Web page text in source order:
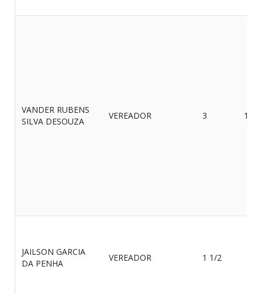
VANDER RUBENS
SILVA DESOUZA
VEREADOR 3 19/
JAILSON GARCIA
DA PENHA
VEREADOR 1 1/2